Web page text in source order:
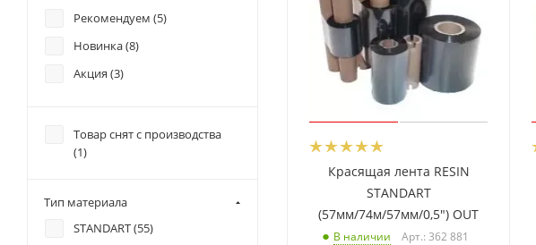
Красящая лента RESIN
STANDART
(57мм/74м/57мм/0,5") OUT
В наличии Арт.: 362 881
Рекомендуем (5)
Новинка (8)
Акция (3)
Товар снят с производства
(1)
Тип материала
STANDART (55)